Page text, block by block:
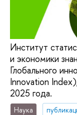
Институт
и экономики
Глобального
Innovation
2025 года.
Наука